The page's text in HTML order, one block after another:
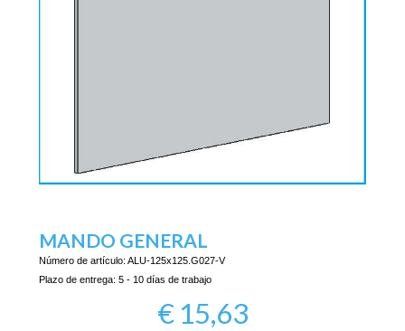
MANDO GENERAL
Número de artículo: ALU-125x125.G027-V
Plazo de entrega: 5 - 10 días de trabajo
€ 15,63